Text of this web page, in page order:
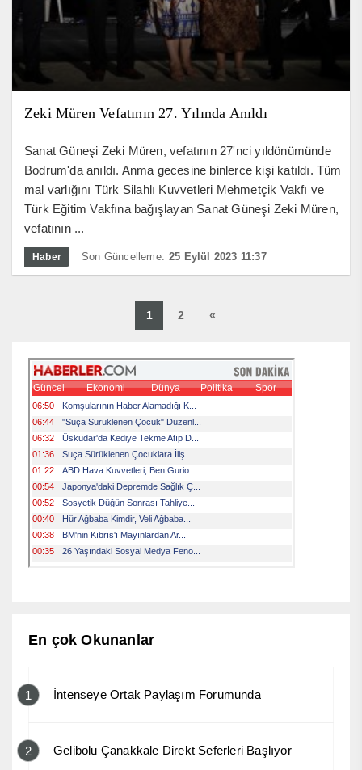
Zeki Müren Vefatının 27. Yılında Anıldı
Sanat Güneşi Zeki Müren, vefatının 27'nci yıldönümünde
Bodrum'da anıldı. Anma gecesine binlerce kişi katıldı. Tüm
mal varlığını Türk Silahlı Kuvvetleri Mehmetçik Vakfı ve
Türk Eğitim Vakfına bağışlayan Sanat Güneşi Zeki Müren,
vefatının ...
Haber Son Güncelleme: 25 Eylül 2023 11:37
1 2 «
En çok Okunanlar
1 İntenseye Ortak Paylaşım Forumunda
2 Gelibolu Çanakkale Direkt Seferleri Başlıyor